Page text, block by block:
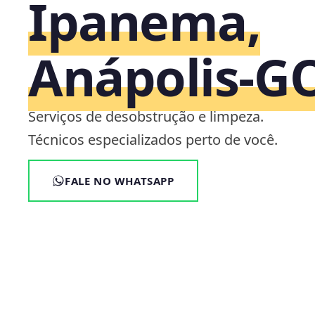
Ipanema,
Serviços de desobstrução e limpeza.
Técnicos especializados perto de você.
FALE NO WHATSAPP